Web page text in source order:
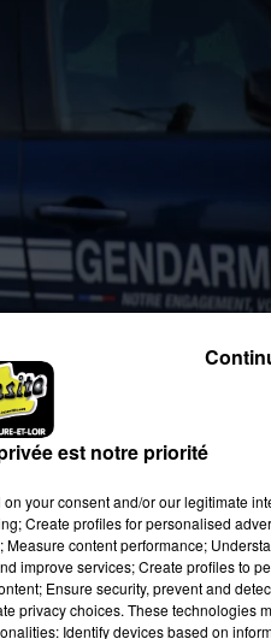
de l'ordre © Radio
Aristide Ortiz, le
du site éducatif,
spécilisées de
du site et lever le
à l'assemblée
est notre priorité
your consent and/or our legitimate
Create profiles for personalised
content performance;
improve services; Create profiles to
Ensure security, prevent and
privacy choices. These technologies
Identify devices based on